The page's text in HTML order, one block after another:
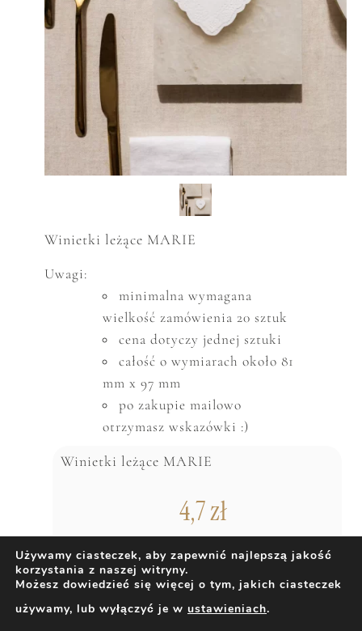
Winietki leżące MARIE
Uwagi:
minimalna wymagana
wielkość zamówienia 20 sztuk
cena dotyczy jednej sztuki
całość o wymiarach około 81
mm x 97 mm
po zakupie mailowo
otrzymasz wskazówki :)
Winietki leżące MARIE
4,7zł
DODAJ DO KOSZYKA
Używamy ciasteczek, aby zapewnić najlepszą jakość
korzystania z naszej witryny.
Możesz dowiedzieć się więcej o tym, jakich ciasteczek
używamy, lub wyłączyć je w ustawieniach.